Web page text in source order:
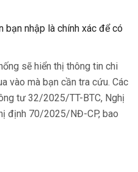
nhập là chính xác để có
sẽ hiển thị thông tin chi
vào mà bạn cần tra cứu. Các
tư 32/2025/TT-BTC, Nghị
định 70/2025/NĐ-CP, bao